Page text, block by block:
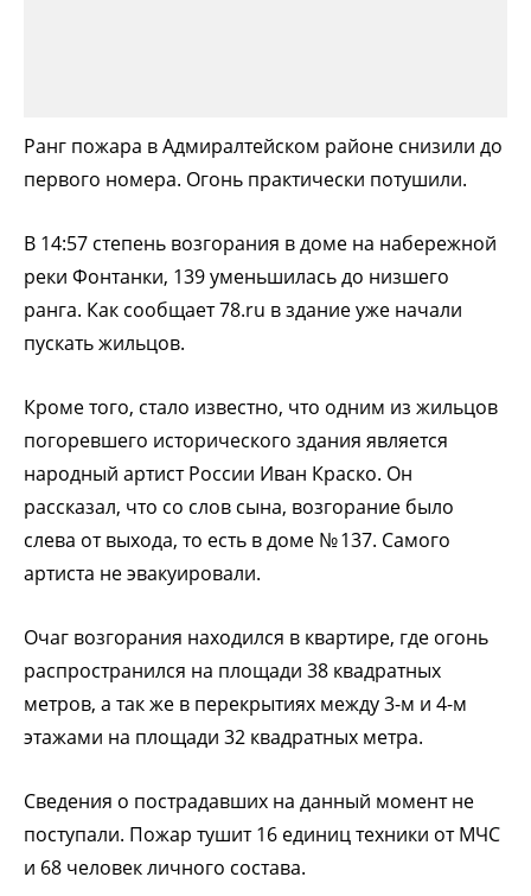
Ранг пожара в Адмиралтейском районе снизили до
первого номера. Огонь практически потушили.
В 14:57 степень возгорания в доме на набережной
реки Фонтанки, 139 уменьшилась до низшего
ранга. Как сообщает 78.ru в здание уже начали
пускать жильцов.
Кроме того, стало известно, что одним из жильцов
погоревшего исторического здания является
народный артист России Иван Краско. Он
рассказал, что со слов сына, возгорание было
слева от выхода, то есть в доме № 137. Самого
артиста не эвакуировали.
Очаг возгорания находился в квартире, где огонь
распространился на площади 38 квадратных
метров, а так же в перекрытиях между 3-м и 4-м
этажами на площади 32 квадратных метра.
Сведения о пострадавших на данный момент не
поступали. Пожар тушит 16 единиц техники от МЧС
и 68 человек личного состава.